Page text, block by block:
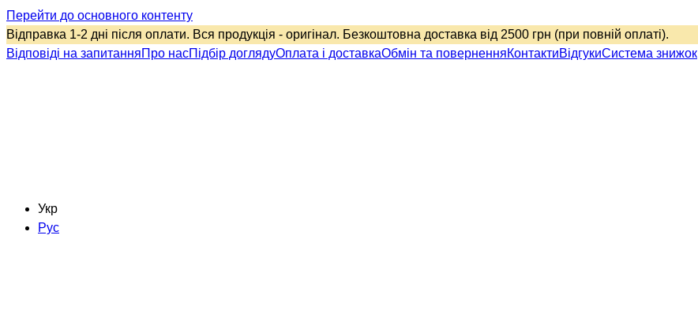
Перейти до основного контенту
Відправка 1-2 дні після оплати. Вся продукція - оригінал. Безкоштовна доставка від 2500 грн (при повній оплаті).
Відповіді на запитанняПро насПідбір доглядуОплата і доставкаОбмін та поверненняКонтактиВідгукиСистема знижок
Укр
Рус